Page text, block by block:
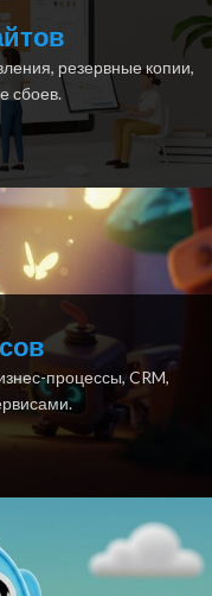
резервные копии,
сбоев.
процессы, CRM,